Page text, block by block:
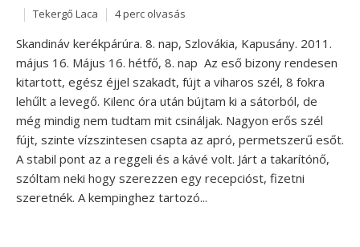
Tekergő Laca 4 perc olvasás
Skandináv kerékpárúra. 8. nap, Szlovákia, Kapusány. 2011.
május 16. Május 16. hétfő, 8. nap Az eső bizony rendesen
kitartott, egész éjjel szakadt, fújt a viharos szél, 8 fokra
lehűlt a levegő. Kilenc óra után bújtam ki a sátorból, de
még mindig nem tudtam mit csináljak. Nagyon erős szél
fújt, szinte vízszintesen csapta az apró, permetszerű esőt.
A stabil pont az a reggeli és a kávé volt. Járt a takarítónő,
szóltam neki hogy szerezzen egy recepcióst, fizetni
szeretnék. A kempinghez tartozó...